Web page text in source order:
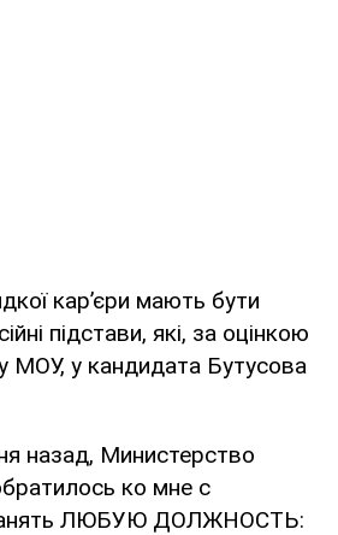
кар’єри мають бути
підстави, які, за оцінкою
МОУ, у кандидата Бутусова
назад, Министерство
ко мне с
ЛЮБУЮ ДОЛЖНОСТЬ: